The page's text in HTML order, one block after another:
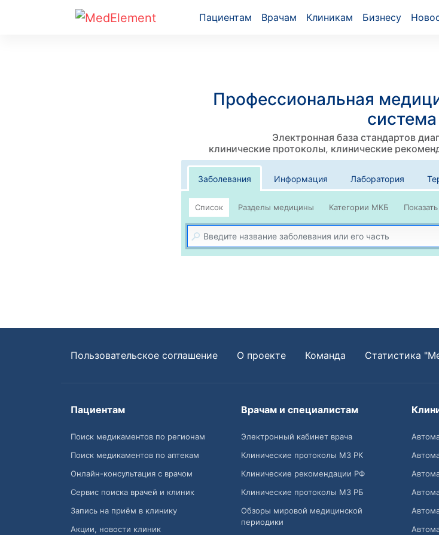
Пациентам Врачам Клиникам Бизнесу
Профессиональная
система
Электронная база стандартов
клинические протоколы, клинические
Заболевания Информация Лаборатория
Список
Пользовательское соглашение О проекте Команда Статистика
Пациентам
Поиск медикаментов по регионам
Поиск медикаментов по аптекам
Онлайн-консультация с врачом
Сервис поиска врачей и клиник
Запись на приём в клинику
Акции, новости клиник
Врачам и специалистам
Электронный кабинет врача
Клинические протоколы МЗ РК
Клинические рекомендации РФ
Клинические протоколы МЗ РБ
Обзоры мировой медицинской
периодики